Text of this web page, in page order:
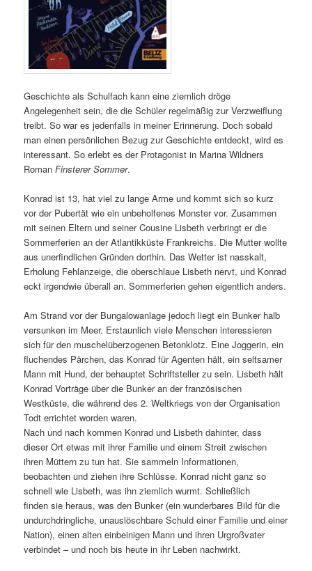
Geschichte als Schulfach kann eine ziemlich dröge
Angelegenheit sein, die die Schüler regelmäßig zur Verzweiflung
treibt. So war es jedenfalls in meiner Erinnerung. Doch sobald
man einen persönlichen Bezug zur Geschichte entdeckt, wird es
interessant. So erlebt es der Protagonist in Marina Wildners
RomanFinsterer Sommer.
Konrad ist 13, hat viel zu lange Arme und kommt sich so kurz
vor der Pubertät wie ein unbeholfenes Monster vor. Zusammen
mit seinen Eltern und seiner Cousine Lisbeth verbringt er die
Sommerferien an der Atlantikküste Frankreichs. Die Mutter wollte
aus unerfindlichen Gründen dorthin. Das Wetter ist nasskalt,
Erholung Fehlanzeige, die oberschlaue Lisbeth nervt, und Konrad
eckt irgendwie überall an. Sommerferien gehen eigentlich anders.
Am Strand vor der Bungalowanlage jedoch liegt ein Bunker halb
versunken im Meer. Erstaunlich viele Menschen interessieren
sich für den muschelüberzogenen Betonklotz. Eine Joggerin, ein
fluchendes Pärchen, das Konrad für Agenten hält, ein seltsamer
Mann mit Hund, der behauptet Schriftsteller zu sein. Lisbeth hält
Konrad Vorträge über die Bunker an der französischen
Westküste, die während des 2. Weltkriegs von der Organisation
Todt errichtet worden waren.
Nach und nach kommen Konrad und Lisbeth dahinter, dass
dieser Ort etwas mit ihrer Familie und einem Streit zwischen
ihren Müttern zu tun hat. Sie sammeln Informationen,
beobachten und ziehen ihre Schlüsse. Konrad nicht ganz so
schnell wie Lisbeth, was ihn ziemlich wurmt. Schließlich
finden sie heraus, was den Bunker (ein wunderbares Bild für die
undurchdringliche, unauslöschbare Schuld einer Familie und einer
Nation), einen alten einbeinigen Mann und ihren Urgroßvater
verbindet – und noch bis heute in ihr Leben nachwirkt.